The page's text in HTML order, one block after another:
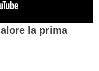
la prima